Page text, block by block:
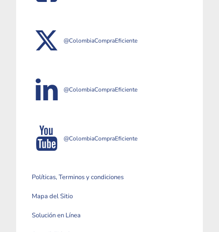
@ColombiaCompraEficiente
@ColombiaCompraEficiente
@ColombiaCompraEficiente
Políticas, Terminos y condiciones
Mapa del Sitio
Solución en Línea